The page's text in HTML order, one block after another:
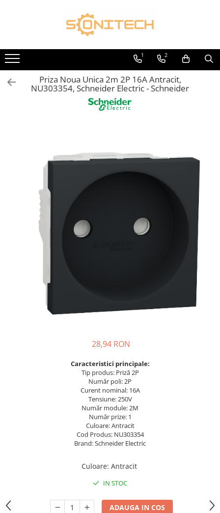
Toate Produsele
FOTOVOLTAICE
Acumulatori
ATS / Comutatoare Transfer
Sisteme de prindere
Sisteme Fotovoltaice Complete cu
Busbar Șine Conexiuni
Cabluri și accesorii
Jgheab metalic
Pat de cablu PVC
Cofrete, dulapuri și doze
Cofrete de plastic și accesorii
Coftere metalice și accesorii
Lămpi și componente
1 2
Priza Noua Unica 2m 2P 16A Antracit,
NU303354, Schneider Electric - Schneider
28,94 RON
Caracteristici principale:
Tip produs: Priză 2P
Număr poli: 2P
Curent nominal: 16A
Tensiune: 250V
Număr module: 2M
Număr prize: 1
Culoare: Antracit
Cod Produs: NU303354
Brand: Schneider Electric
Culoare: Antracit
IN STOC
ADAUGA IN COS